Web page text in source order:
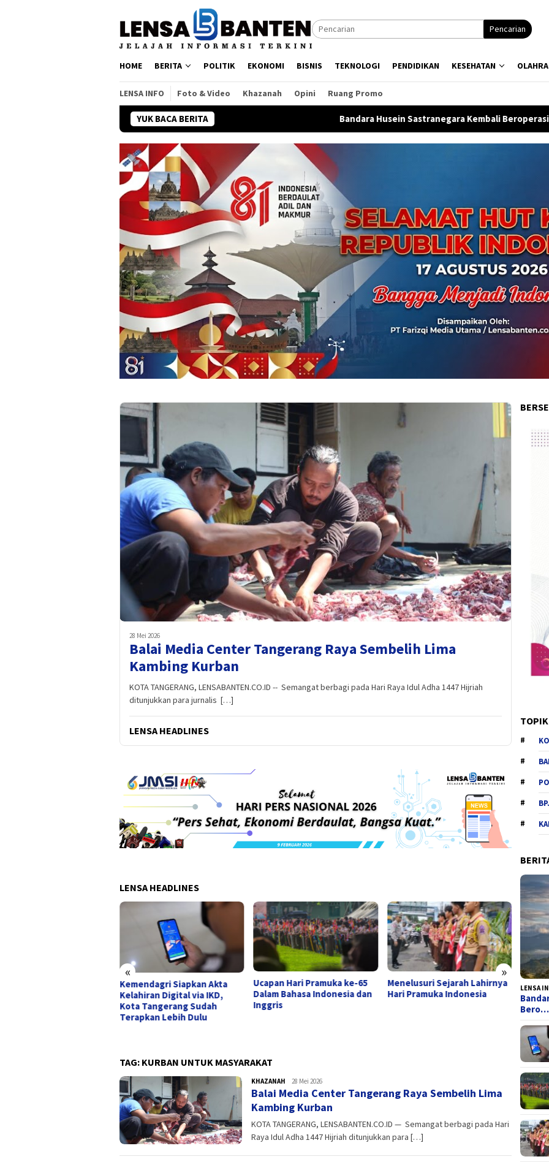
Pencarian
HOME BERITA POLITIK EKONOMI BISNIS TEKNOLOGI PENDIDIKAN KESEHATAN
LENSA INFO Foto & Video Khazanah Opini Ruang Promo
YUK BACA BERITA Bandara Husein Sastranegara Kembali Beroperasi, Garuda Indonesia
28 Mei 2026
Balai Media Center Tangerang Raya Sembelih Lima
Kambing Kurban
KOTA TANGERANG, LENSABANTEN.CO.ID -- Semangat berbagi pada Hari Raya Idul Adha 1447 Hijriah
ditunjukkan para jurnalis […]
LENSA HEADLINES
LENSA HEADLINES
« »
Kemendagri Siapkan Akta
Kelahiran Digital via IKD,
Kota Tangerang Sudah
Terapkan Lebih Dulu
Ucapan Hari Pramuka ke-65
Dalam Bahasa Indonesia dan
Inggris
Menelusuri Sejarah Lahirnya
Hari Pramuka Indonesia
Desa
Militer
TAG: KURBAN UNTUK MASYARAKAT
KHAZANAH admin
28 Mei 2026
Balai Media Center Tangerang Raya Sembelih Lima
Kambing Kurban
KOTA TANGERANG, LENSABANTEN.CO.ID — Semangat berbagi pada Hari
Raya Idul Adha 1447 Hijriah ditunjukkan para […]
LENSA
Bero…